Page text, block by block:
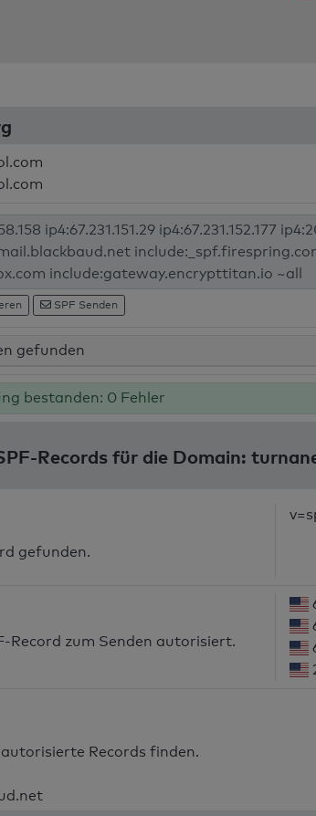
SPF Senden
gefunden
bestanden: 0 Fehler
Records für die Domain:
gefunden.
Record zum Senden autorisiert.
Records finden.